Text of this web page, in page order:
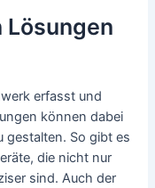
erfasst und
können dabei
gestalten. So gibt es
die nicht nur
sind. Auch der